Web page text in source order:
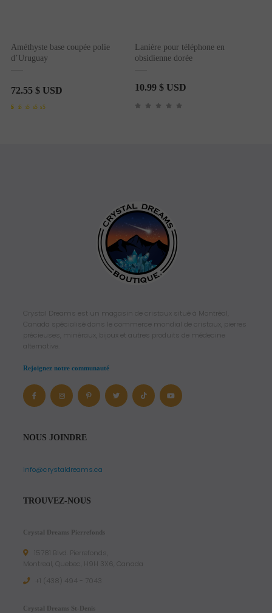
Améthyste base coupée polie
d’Uruguay
72.55 $ USD
Lanière pour téléphone en
obsidienne dorée
10.99 $ USD
Crystal Dreams est un magasin de cristaux situé à Montréal,
Canada spécialisé dans le commerce mondial de cristaux, pierres
précieuses, minéraux, bijoux et autres produits de médecine
alternative.
Rejoignez notre communauté
NOUS JOINDRE
info@crystaldreams.ca
TROUVEZ-NOUS
Crystal Dreams Pierrefonds
15781 Blvd. Pierrefonds,
Montreal, Quebec, H9H 3X6, Canada
+1 (438) 494 - 7043
Crystal Dreams St-Denis